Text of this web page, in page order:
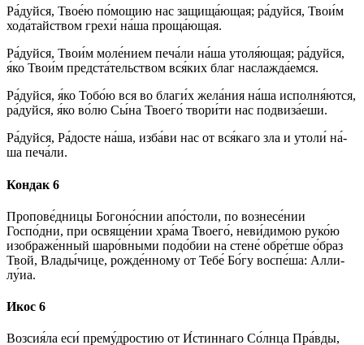
Ра́­дуй­ся, Твое́ю по́­мо­щию нас защища́ющая; ра́­дуй­ся, Тво­и́м
хо­да́­тай­ством гре­хи́ на́­ша проща́ющая.
Ра́­дуй­ся, Тво­и́м мо­ле́­ни­ем пе­ча́­ли на́­ша утоля́ющая; ра́­дуй­ся,
я́ко Тво­и́м пред­ста́­тель­ством вся́­ких благ наслажда́емся.
Ра́­дуй­ся, я́ко То­бо́ю вся во бла­ги́х жела́ния на́­ша исполня́ются,
ра́­дуй­ся, я́ко во́лю Сы́­на Тво­его́ твори́ти нас подвиза́еши.
Ра́­дуй­ся, Ра́­дос­те на́­ша, из­ба́­ви нас от вся́­ка­го зла и утоли́ на́­
ша пе­ча́­ли.
Кондак 6
Пропове́дницы Богоно́снии апо́столи, по вознесе́нии
Госпо́дни, при освяще́нии хра́ма Твоего́, неви́димою ру­ко́ю
изображе́нный шаро́вными подо́бии на стене́ обре́тше о́б­раз
Твой, Вла­ды́­чи­це, рожде́нному от Те­бе́ Бо́­гу воспе́ша: Алли­
лу́иа.
Икос 6
Возсия́ла еси́ прему́дростию от И́с­тин­на­го Со́лн­ца Пра́в­ды,